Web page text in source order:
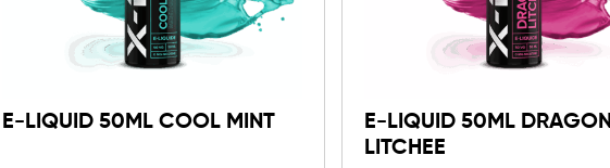
E-LIQUID 50ML COOL MINT
E-LIQUID 50ML DRAGON
LITCHEE